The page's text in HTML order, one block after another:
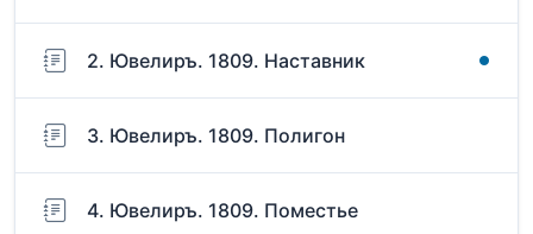
2. Ювелиръ. 1809. Наставник
3. Ювелиръ. 1809. Полигон
4. Ювелиръ. 1809. Поместье